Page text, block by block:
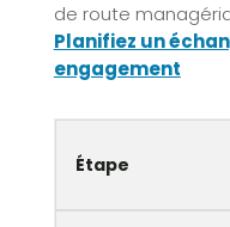
de route
Planifiez un
engagement